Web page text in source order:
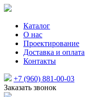
Каталог
О нас
Проектирование
Доставка и оплата
Контакты
+7 (960) 881-00-03
Заказать звонок